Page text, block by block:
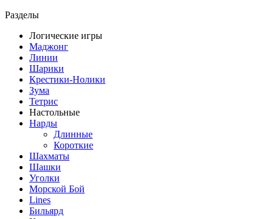
Разделы
Логические игры
Маджонг
Линии
Шарики
Крестики-Нолики
Зума
Тетрис
Настольные
Нарды
Длинные
Короткие
Шахматы
Шашки
Уголки
Морской Бой
Lines
Бильярд